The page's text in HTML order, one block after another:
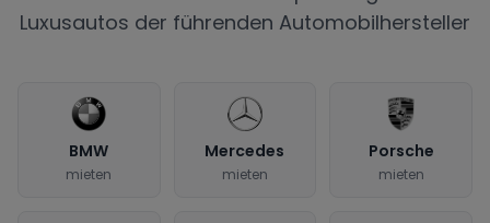
Luxusautos der führenden Automobilhersteller
BMW
mieten
Mercedes
mieten
Porsche
mieten